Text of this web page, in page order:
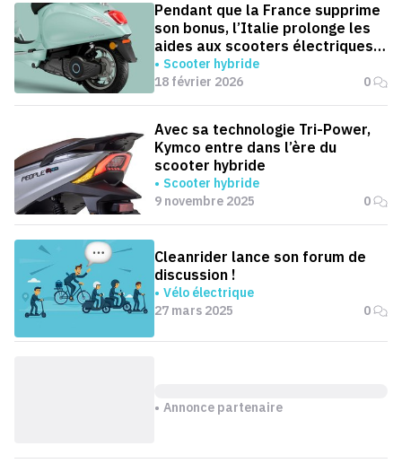
Pendant que la France supprime
son bonus, l’Italie prolonge les
aides aux scooters électriques
jusqu’en 2030
Scooter hybride
18 février 2026
0
Avec sa technologie Tri-Power,
Kymco entre dans l’ère du
scooter hybride
Scooter hybride
9 novembre 2025
0
Cleanrider lance son forum de
discussion !
Vélo électrique
27 mars 2025
0
Annonce partenaire